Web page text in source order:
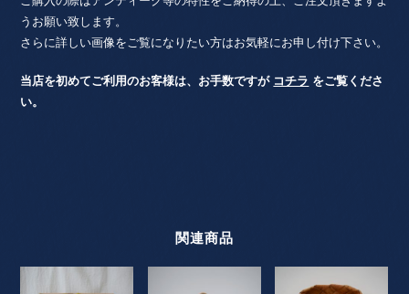
うお願い致します。
さらに詳しい画像をご覧になりたい方はお気軽にお申し付け下さい。
当店を初めてご利用のお客様は、お手数ですが コチラ をご覧くださ
い。
関連商品